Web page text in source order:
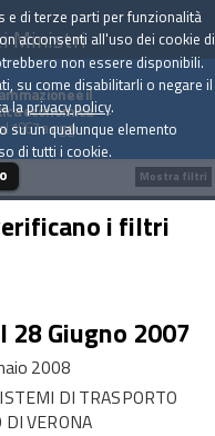
Ministri
e il
economica
1967 a oggi
i filtri
28 Giugno 2007
2008
DI TRASPORTO
VERONA
Mostra filtri
e di terze parti per funzionalità
acconsenti all'uso dei cookie di
non essere disponibili.
su come disabilitarli o negare il
laprivacy policy.
su un qualunque elemento
di tutti i cookie.